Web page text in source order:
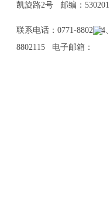
凯旋路2号 邮编：530201
联系电话：0771-8802114、
8802115 电子邮箱：